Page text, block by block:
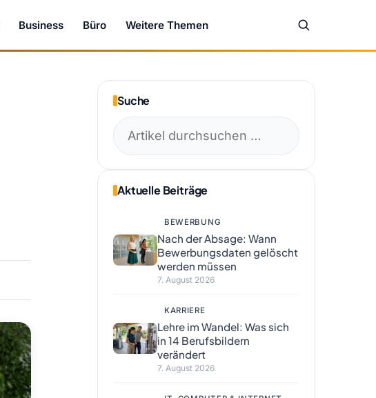
Business Büro Weitere Themen
Suche
Aktuelle Beiträge
BEWERBUNG
Nach der Absage: Wann
Bewerbungsdaten gelöscht
werden müssen
7. August 2026
KARRIERE
Lehre im Wandel: Was sich
in 14 Berufsbildern
verändert
7. August 2026